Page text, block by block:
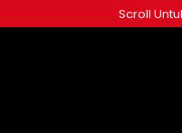
ke
Scroll